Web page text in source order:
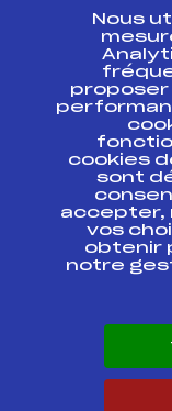
Ressources
Pass’Neige
Projet
Projet de
Antidopage
Pôle
Scientifique
Listes
Pôle vie de
Carrières
Nous
proposer
cookies
sont
accepter,
vos
obtenir
notre